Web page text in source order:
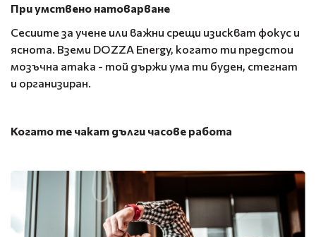
При умствено натоварване
Сесиите за учене или важни срещи изискват фокус и
яснота. Вземи DOZZA Energy, когато ти предстои
мозъчна атака - той държи ума ти буден, стегнат
и организиран.
Когато те чакат дълги часове работа